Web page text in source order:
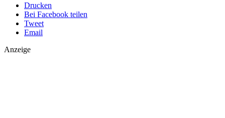
Drucken
Bei Facebook teilen
Tweet
Email
Anzeige